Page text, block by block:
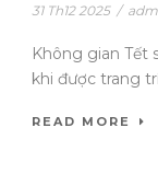
31 Th12 2025 /
Không gian Tết
khi được trang
READ MORE